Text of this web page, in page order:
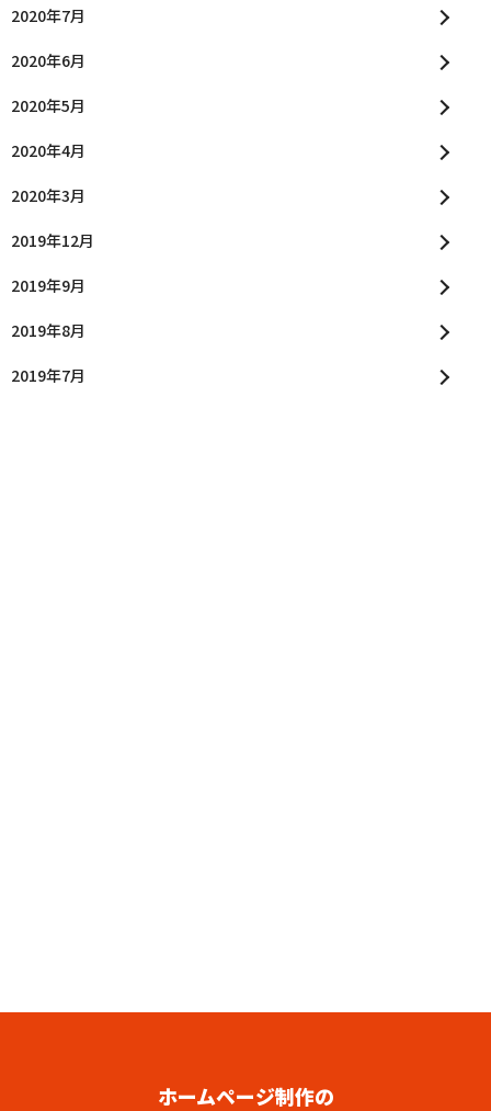
2020年7月
2020年6月
2020年5月
2020年4月
2020年3月
2019年12月
2019年9月
2019年8月
2019年7月
ホームページ制作の